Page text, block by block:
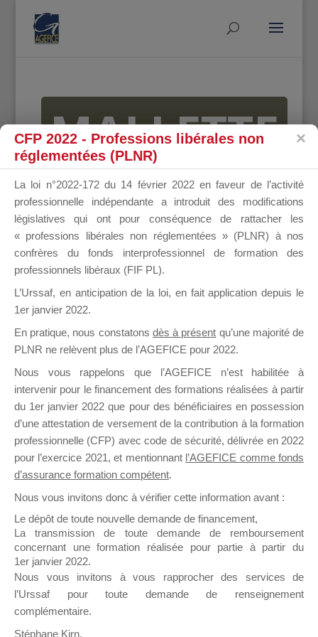
MALLETTE
DU
DIRIGEANT
il y a un mois
Ce groupe est destiné aux Organismes de
Formation qui souhaitent répondre à l’Appel à
Propositions Mallette du Dirigeant.
Ce groupe propose un forum dédié au support
sur lequel il est possible de laisser un message
ou poser une question.
NB : Il est nécessaire d’être
pouvoir rejoindre ce groupe
CFP 2022 - Professions libérales non
réglementées (PLNR)
La loi n°2022-172 du 14 février 2022 en faveur de l’activité
professionnelle indépendante a introduit des modifications
législatives qui ont pour conséquence de rattacher les
« professions libérales non réglementées » (PLNR) à nos
confrères du fonds interprofessionnel de formation des
professionnels libéraux (FIF PL).
L’Urssaf, en anticipation de la loi, en fait application depuis le
1er janvier 2022.
En pratique, nous constatons dès à présent qu’une majorité de
PLNR ne relèvent plus de l’AGEFICE pour 2022.
Nous vous rappelons que l’AGEFICE n’est habilitée à
intervenir pour le financement des formations réalisées à partir
du 1er janvier 2022 que pour des bénéficiaires en possession
d’une attestation de versement de la contribution à la formation
professionnelle (CFP) avec code de sécurité, délivrée en 2022
pour l’exercice 2021, et mentionnant l’AGEFICE comme fonds
d’assurance formation compétent.
Nous vous invitons donc à vérifier cette information avant :
Le dépôt de toute nouvelle demande de financement,
La transmission de toute demande de remboursement
concernant une formation réalisée pour partie à partir du
1er janvier 2022.
Nous vous invitons à vous rapprocher des services de
l’Urssaf pour toute demande de renseignement
complémentaire.
Stéphane Kirn,